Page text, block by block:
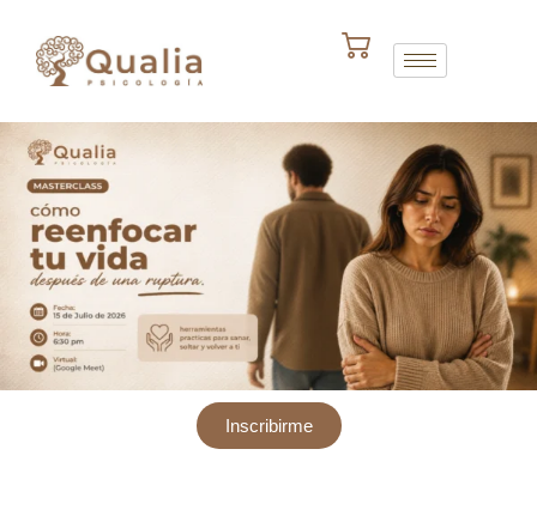
Inscribirme